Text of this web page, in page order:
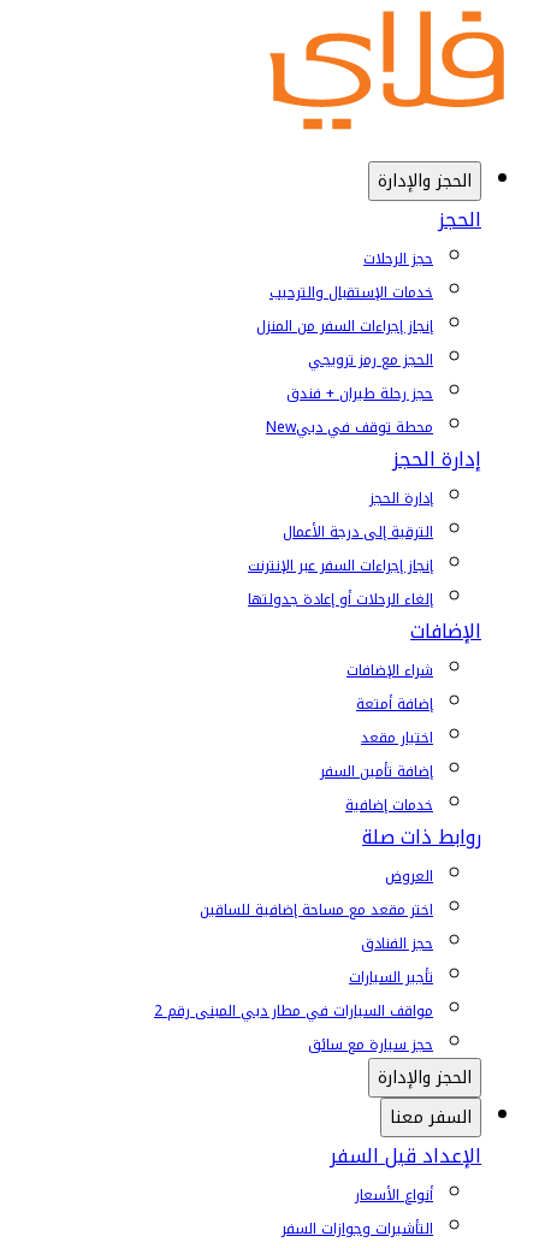
الحجز والإدارة
الحجز
حجز الرحلات
خدمات الإستقبال والترحيب
إنجاز إجراءات السفر من المنزل
الحجز مع رمز ترويجي
حجز رحلة طيران + فندق
محطة توقف في دبيNew
إدارة الحجز
إدارة الحجز
الترقية إلى درجة الأعمال
إنجاز إجراءات السفر عبر الإنترنت
إلغاء الرحلات أو إعادة جدولتها
الإضافات
شراء الإضافات
إضافة أمتعة
اختيار مقعد
إضافة تأمين السفر
خدمات إضافية
روابط ذات صلة
العروض
اختر مقعد مع مساحة إضافية للساقين
حجز الفنادق
تأجير السيارات
مواقف السيارات في مطار دبي المبنى رقم 2
حجز سيارة مع سائق
الحجز والإدارة
السفر معنا
الإعداد قبل السفر
أنواع الأسعار
التأشيرات وجوازات السفر